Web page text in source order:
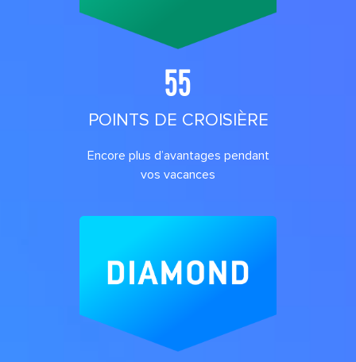
55
POINTS DE CROISIÈRE
Encore plus d’avantages pendant
vos vacances